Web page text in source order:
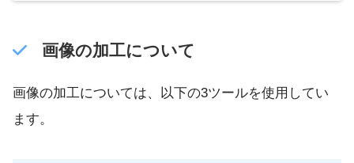
画像の加工について
画像の加工については、以下の3ツールを使用してい
ます。